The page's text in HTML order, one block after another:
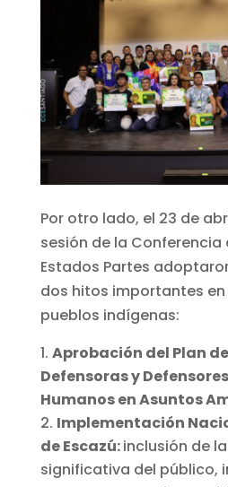
Por otro lado, el 23 de
sesión de la Conferencia
Estados Partes
dos hitos importantes
pueblos indígenas:
Aprobación del Plan
Defensoras y
Humanos en Asuntos
Implementación
de Escazú:inclusión de
significativa del público,